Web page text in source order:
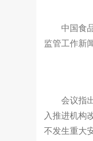
中国食
监管工作新
会议指
入推进机构
不发生重大